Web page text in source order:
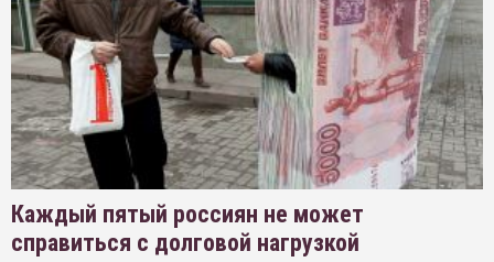
Каждый пятый россиян не может
справиться с долговой нагрузкой